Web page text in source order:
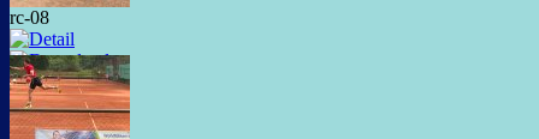
rc-08